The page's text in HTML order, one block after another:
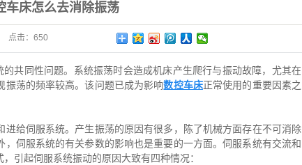
车床怎么去消除振荡
点击： 650
共同性问题。系统振荡时会造成机床产生爬行与振动故障，尤其在
振荡的频率较高。该问题已成为影响数控车床正常使用的重要因素之
给伺服系统。产生振荡的原因有很多，陈了机械方面存在不可消除
伺服系统的有关参数的影响也是重要的一方面。伺服系统有交流和
引起伺服系统振动的原因大致有四种情况：